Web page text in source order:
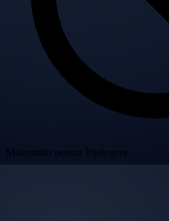
Mulțumim pentru înțelegere